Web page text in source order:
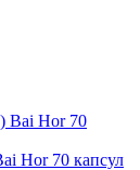
Hor 70 капсул